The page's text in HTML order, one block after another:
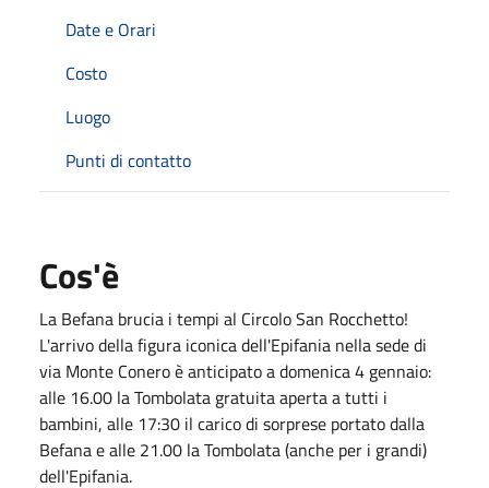
Date e Orari
Costo
Luogo
Punti di contatto
Cos'è
La Befana brucia i tempi al Circolo San Rocchetto!
L'arrivo della figura iconica dell'Epifania nella sede di
via Monte Conero è anticipato a domenica 4 gennaio:
alle 16.00 la Tombolata gratuita aperta a tutti i
bambini, alle 17:30 il carico di sorprese portato dalla
Befana e alle 21.00 la Tombolata (anche per i grandi)
dell'Epifania.